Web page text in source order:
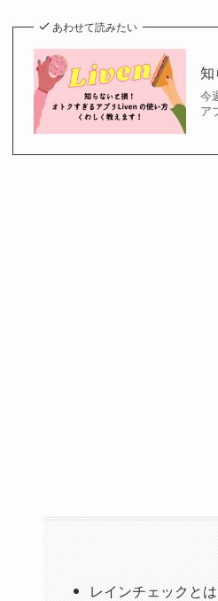
あわせて読みたい
知
今
ア
レインチェックとは